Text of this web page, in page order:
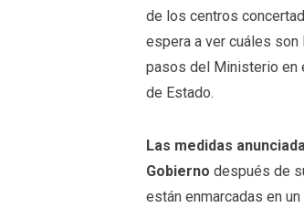
de los centros
espera a ver cuáles
pasos del Ministerio en
de Estado.
Las medidas
Gobierno después de
están enmarcadas en